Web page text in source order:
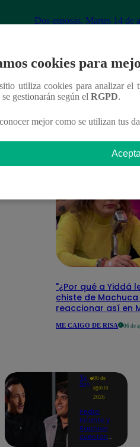
Dos esposas, Martes 14 de
"¿Por qué a Yiddá
chiste de
reaccionar así en
ME CAIGO DE RISA 06 de
Yo
Soy
06 de
agosto
2026
Pedro
Infante y
Raphael
cuentan
cookies para
utiliza cookies para analizar
se gestionarán según el RGPD.
mejor como se utilizan tus